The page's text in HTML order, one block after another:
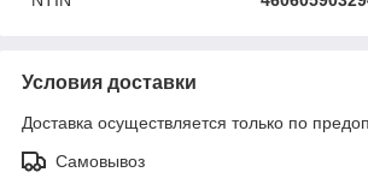
Условия доставки
Доставка осуществляется только по
Самовывоз